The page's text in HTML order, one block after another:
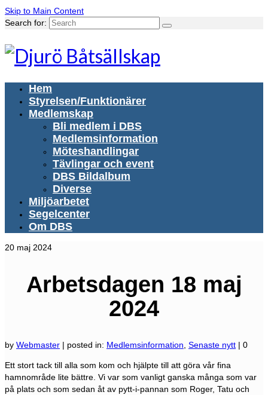
Skip to Main Content
Search for:
Hem
Styrelsen/Funktionärer
Medlemskap
Bli medlem i DBS
Medlemsinformation
Möteshandlingar
Tävlingar och event
DBS Bildalbum
Diverse
Miljöarbetet
Segelcenter
Om DBS
20 maj 2024
Arbetsdagen 18 maj
2024
by Webmaster | posted in: Medlemsinformation Senaste nytt | 0
Ett stort tack till alla som kom och hjälpte till att göra vår fina
hamnområde lite bättre. Vi var som vanligt ganska många som var
på plats och som sedan åt av pytt-i-pannan som Roger, Tatu och